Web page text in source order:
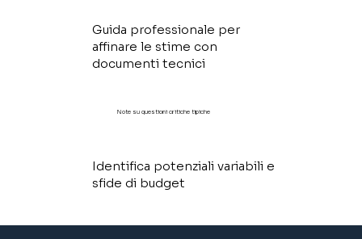
Note su questioni critiche tipiche
Identifica potenziali variabili e
sfide di budget
Guida professionale per
affinare le stime con
documenti tecnici